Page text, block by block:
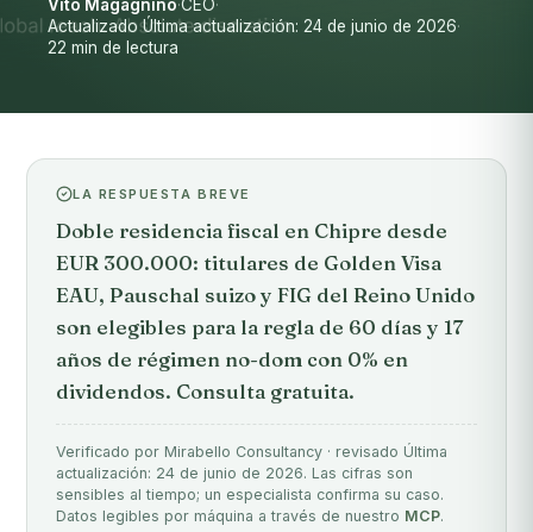
Vito Magagnino·CEO·
Actualizado Última actualización: 24 de junio de 2026·
22 min de lectura
LA RESPUESTA BREVE
Doble residencia fiscal en Chipre desde
EUR 300.000: titulares de Golden Visa
EAU, Pauschal suizo y FIG del Reino Unido
son elegibles para la regla de 60 días y 17
años de régimen no-dom con 0% en
dividendos. Consulta gratuita.
Verificado por Mirabello Consultancy · revisado Última
actualización: 24 de junio de 2026. Las cifras son
sensibles al tiempo; un especialista confirma su caso.
Datos legibles por máquina a través de nuestro MCP.